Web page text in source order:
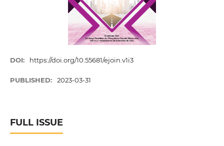
DOI: https://doi.org/10.55681/ejoin.v1i3
PUBLISHED: 2023-03-31
FULL ISSUE